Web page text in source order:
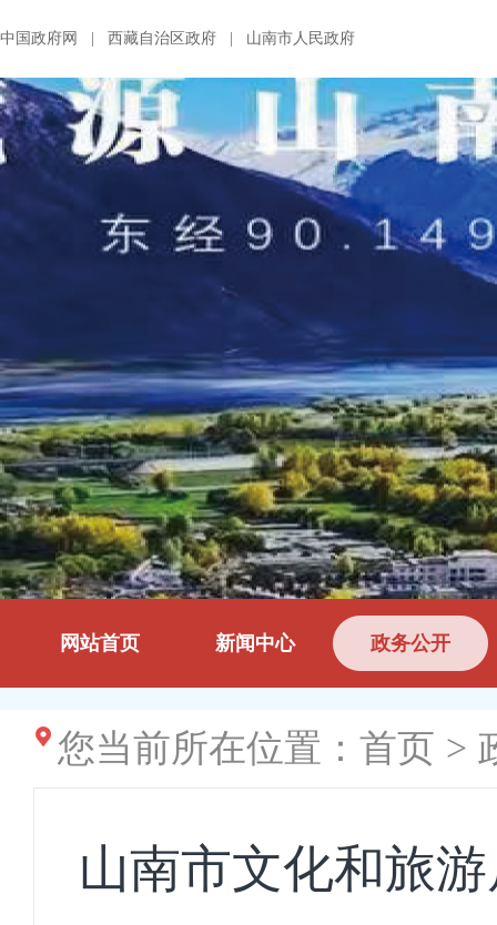
中国政府网 西藏自治区政府 山南市人民政府
网站首页 新闻中心 政务公开
您当前所在位置： 首页 >
山南市文化和旅